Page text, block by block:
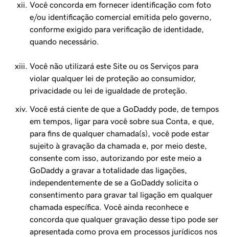
Você concorda em fornecer identificação com foto
e/ou identificação comercial emitida pelo governo,
conforme exigido para verificação de identidade,
quando necessário.
Você não utilizará este Site ou os Serviços para
violar qualquer lei de proteção ao consumidor,
privacidade ou lei de igualdade de proteção.
Você está ciente de que a GoDaddy pode, de tempos
em tempos, ligar para você sobre sua Conta, e que,
para fins de qualquer chamada(s), você pode estar
sujeito à gravação da chamada e, por meio deste,
consente com isso, autorizando por este meio a
GoDaddy a gravar a totalidade das ligações,
independentemente de se a GoDaddy solicita o
consentimento para gravar tal ligação em qualquer
chamada específica. Você ainda reconhece e
concorda que qualquer gravação desse tipo pode ser
apresentada como prova em processos jurídicos nos